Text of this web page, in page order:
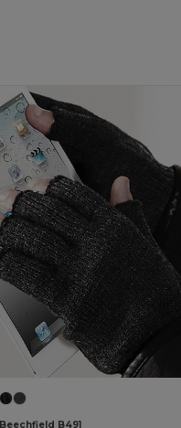
Beechfield B491